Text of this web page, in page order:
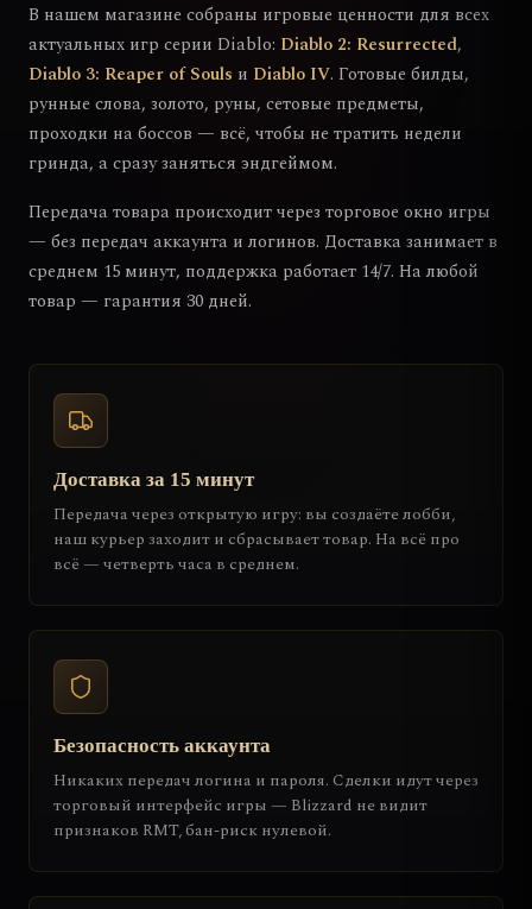
В нашем магазине собраны игровые ценности для всех
актуальных игр серии Diablo: Diablo 2: Resurrected,
Diablo 3: Reaper of Souls и Diablo IV. Готовые билды,
рунные слова, золото, руны, сетовые предметы,
проходки на боссов — всё, чтобы не тратить недели
гринда, а сразу заняться эндгеймом.
Передача товара происходит через торговое окно игры
— без передач аккаунта и логинов. Доставка занимает в
среднем 15 минут, поддержка работает 14/7. На любой
товар — гарантия 30 дней.
Доставка за 15 минут
Передача через открытую игру: вы создаёте лобби,
наш курьер заходит и сбрасывает товар. На всё про
всё — четверть часа в среднем.
Безопасность аккаунта
Никаких передач логина и пароля. Сделки идут через
торговый интерфейс игры — Blizzard не видит
признаков RMT, бан-риск нулевой.